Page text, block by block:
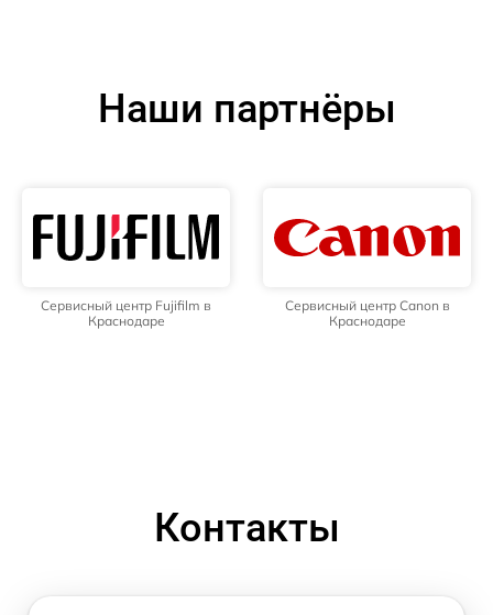
Наши партнёры
Сервисный центр Fujifilm в
Краснодаре
Сервисный центр Canon в
Краснодаре
Контакты